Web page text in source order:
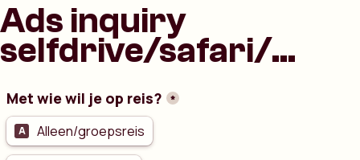
Ads inquiry
selfdrive/safari/...